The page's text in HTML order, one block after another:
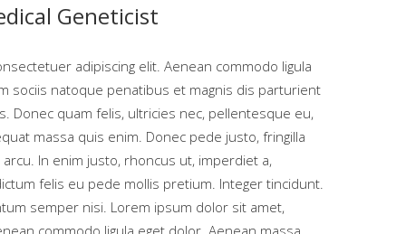
Geneticist
adipiscing elit. Aenean commodo ligula
sociis natoque penatibus et magnis dis parturient
Donec quam felis, ultricies nec, pellentesque eu,
massa quis enim. Donec pede justo, fringilla
In enim justo, rhoncus ut, imperdiet a,
felis eu pede mollis pretium. Integer tincidunt.
semper nisi. Lorem ipsum dolor sit amet,
commodo ligula eget dolor. Aenean massa.